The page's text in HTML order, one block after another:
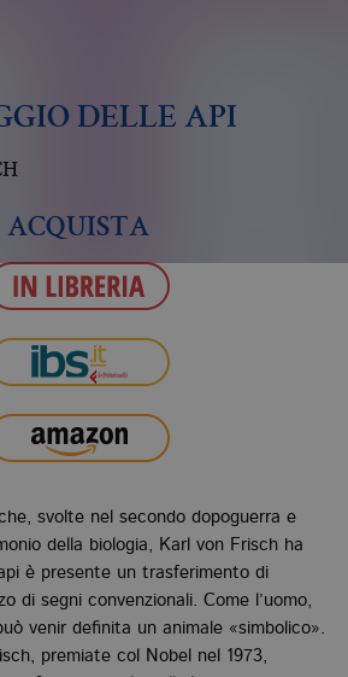
DELLE API
ACQUISTA
svolte nel secondo dopoguerra e
della biologia, Karl von Frisch ha
è presente un trasferimento di
di segni convenzionali. Come l’uomo,
venir definita un animale «simbolico».
premiate col Nobel nel 1973,